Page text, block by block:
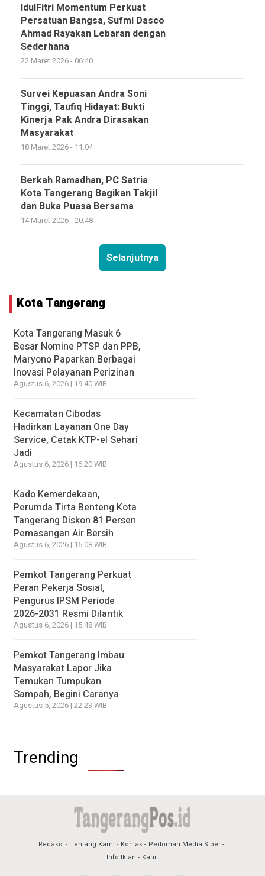
IdulFitri Momentum Perkuat
Persatuan Bangsa, Sufmi Dasco
Ahmad Rayakan Lebaran dengan
Sederhana
22 Maret 2026 - 06:40
Survei Kepuasan Andra Soni
Tinggi, Taufiq Hidayat: Bukti
Kinerja Pak Andra Dirasakan
Masyarakat
18 Maret 2026 - 11:04
Berkah Ramadhan, PC Satria
Kota Tangerang Bagikan Takjil
dan Buka Puasa Bersama
14 Maret 2026 - 20:48
Selanjutnya
Kota Tangerang
Kota Tangerang Masuk 6
Besar Nomine PTSP dan PPB,
Maryono Paparkan Berbagai
Inovasi Pelayanan Perizinan
Agustus 6, 2026 | 19:40 WIB
Kecamatan Cibodas
Hadirkan Layanan One Day
Service, Cetak KTP-el Sehari
Jadi
Agustus 6, 2026 | 16:20 WIB
Kado Kemerdekaan,
Perumda Tirta Benteng Kota
Tangerang Diskon 81 Persen
Pemasangan Air Bersih
Agustus 6, 2026 | 16:08 WIB
Pemkot Tangerang Perkuat
Peran Pekerja Sosial,
Pengurus IPSM Periode
2026-2031 Resmi Dilantik
Agustus 6, 2026 | 15:48 WIB
Pemkot Tangerang Imbau
Masyarakat Lapor Jika
Temukan Tumpukan
Sampah, Begini Caranya
Agustus 5, 2026 | 22:23 WIB
Trending
Redaksi Tentang Kami Kontak
Pedoman Media Siber
Info Iklan
Karir